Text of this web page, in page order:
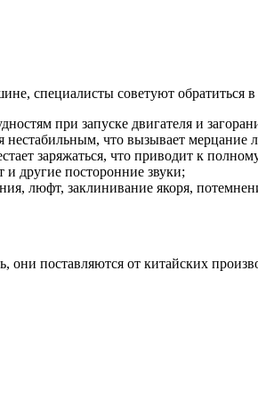
специалисты советуют обратиться
при запуске двигателя и
что вызывает мерцание
заряжаться, что приводит к
другие посторонние звуки;
люфт, заклинивание якоря,
поставляются от китайских